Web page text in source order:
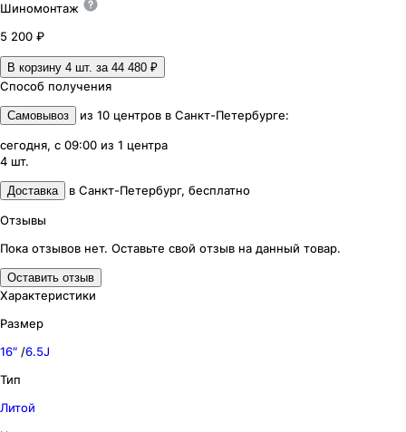
Шиномонтаж
5 200 ₽
В корзину 4 шт. за 44 480 ₽
Способ получения
Самовывоз из 10 центров в Санкт-Петербурге:
сегодня, с 09:00 из 1 центра
4 шт.
Доставка в Санкт-Петербург, бесплатно
Отзывы
Пока отзывов нет. Оставьте свой отзыв на данный товар.
Оставить отзыв
Характеристики
Размер
16″ /6.5J
Тип
Литой